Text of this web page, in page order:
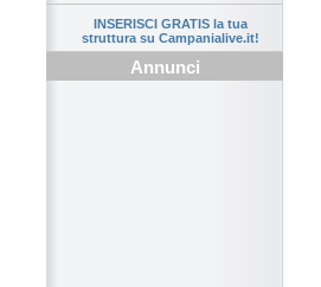
INSERISCI GRATIS la tua
struttura su Campanialive.it!
Annunci